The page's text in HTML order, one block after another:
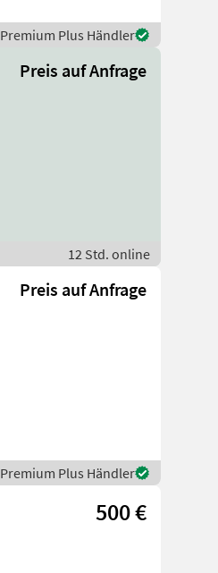
Premium Plus Händler
Preis auf Anfrage
12 Std. online
Preis auf Anfrage
Premium Plus Händler
500 €